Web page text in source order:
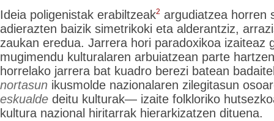
Ideia poligenistak erabiltzeak2 argudiatzea horren
adierazten baizik simetrikoki eta alderantziz,
zaukan eredua. Jarrera hori paradoxikoa izaiteaz
mugimendu kulturalaren arbuiatzean parte
horrelako jarrera bat kuadro berezi batean
nortasun ikusmolde nazionalaren zilegitasun
eskualde deitu kulturak— izaite folkloriko
kultura nazional hiritarrak hierarkizatzen dituena.